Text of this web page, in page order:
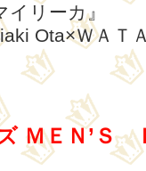
リーカ』
Ota×ＷＡ
ＭＥＮ’Ｓ